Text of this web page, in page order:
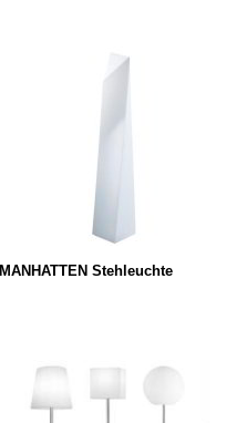
MANHATTEN Stehleuchte